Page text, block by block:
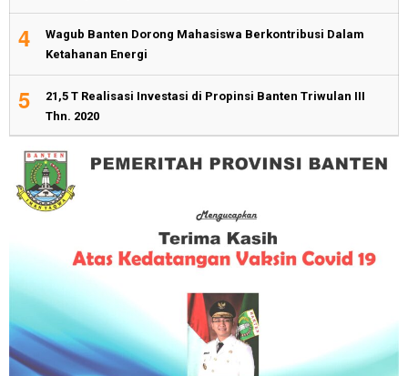
4
Wagub Banten Dorong Mahasiswa Berkontribusi Dalam
Ketahanan Energi
5
21,5 T Realisasi Investasi di Propinsi Banten Triwulan III
Thn. 2020